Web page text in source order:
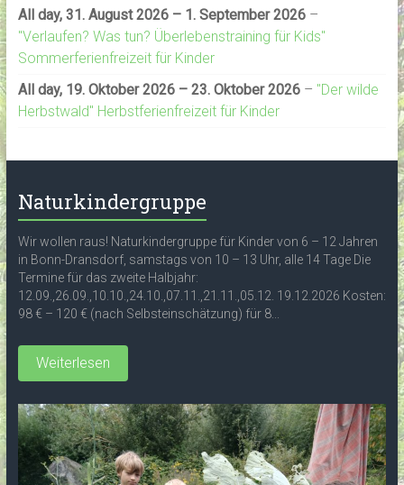
All day, 31. August 2026 – 1. September 2026–
"Verlaufen? Was tun? Überlebenstraining für Kids"
Sommerferienfreizeit für Kinder
All day, 19. Oktober 2026 – 23. Oktober 2026– "Der wilde
Herbstwald" Herbstferienfreizeit für Kinder
Naturkindergruppe
Wir wollen raus! Naturkindergruppe für Kinder von 6 – 12 Jahren
in Bonn-Dransdorf, samstags von 10 – 13 Uhr, alle 14 Tage Die
Termine für das zweite Halbjahr:
12.09.,26.09.,10.10.,24.10.,07.11.,21.11.,05.12. 19.12.2026 Kosten:
98 € – 120 € (nach Selbsteinschätzung) für 8...
Weiterlesen